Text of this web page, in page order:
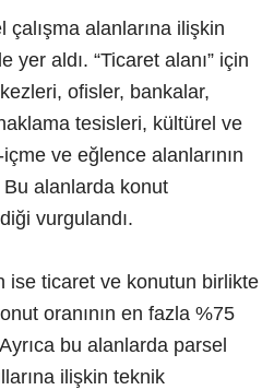
alanlarına ilişkin
yer aldı. “Ticaret alanı” için
ofisler, bankalar,
tesisleri, kültürel ve
ve eğlence alanlarının
alanlarda konut
vurgulandı.
ise ticaret ve konutun birlikte
oranının en fazla %75
bu alanlarda parsel
ilişkin teknik